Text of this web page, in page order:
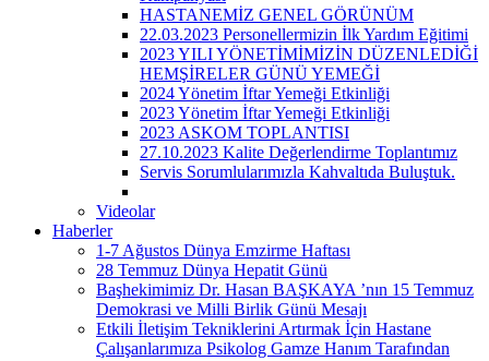
HASTANEMİZ GENEL GÖRÜNÜM
22.03.2023 Personellermizin İlk Yardım Eğitimi
2023 YILI YÖNETİMİMİZİN DÜZENLEDİĞİ
HEMŞİRELER GÜNÜ YEMEĞİ
2024 Yönetim İftar Yemeği Etkinliği
2023 Yönetim İftar Yemeği Etkinliği
2023 ASKOM TOPLANTISI
27.10.2023 Kalite Değerlendirme Toplantımız
Servis Sorumlularımızla Kahvaltıda Buluştuk.
Videolar
Haberler
1-7 Ağustos Dünya Emzirme Haftası
28 Temmuz Dünya Hepatit Günü
Başhekimimiz Dr. Hasan BAŞKAYA ’nın 15 Temmuz
Demokrasi ve Milli Birlik Günü Mesajı
Etkili İletişim Tekniklerini Artırmak İçin Hastane
Çalışanlarımıza Psikolog Gamze Hanım Tarafından